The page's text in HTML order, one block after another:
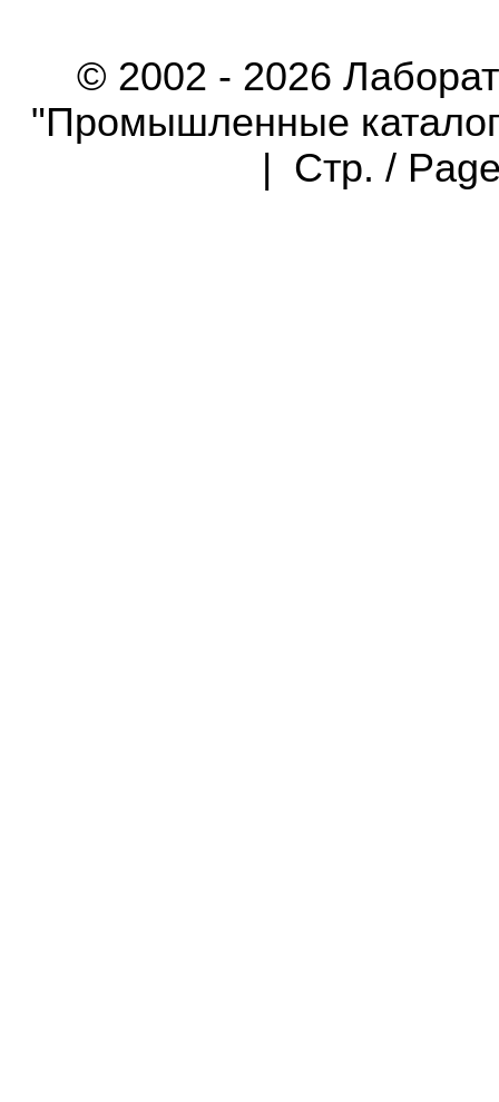
© 2002 - 2026
"Промышленные
| Стр. /